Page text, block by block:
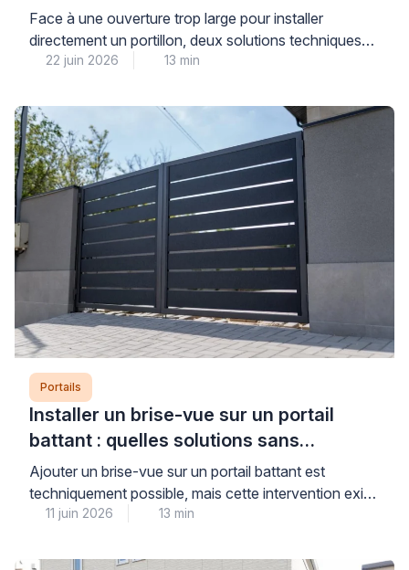
maçonnés ?
Face à une ouverture trop large pour installer
directement un portillon, deux solutions techniques
s’offrent à vous : le scellement de poteaux ou la
décision conditionne directement la stabilité, la
durabilité et la sécurité de votre installation sur le long
terme. Pour faire le bon choix, il convient […]
22 juin 2026 13 min
Portails
Installer un brise-vue sur un portail
battant : quelles solutions sans
aggraver l’affaissement ?
Ajouter un brise-vue sur un portail battant est
techniquement possible, mais cette intervention exige
un diagnostic préalable rigoureux pour ne pas
structure déjà sollicitée. La prise au vent et le poids
11 juin 2026 13 min